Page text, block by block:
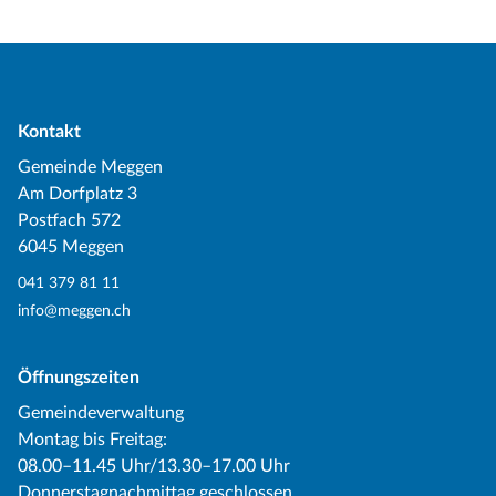
Kontakt
Gemeinde Meggen
Am Dorfplatz 3
Postfach 572
6045 Meggen
041 379 81 11
info@meggen.ch
Öffnungszeiten
Gemeindeverwaltung
Montag bis Freitag:
08.00–11.45 Uhr/13.30–17.00 Uhr